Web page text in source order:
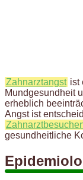
Zahnarztangst ist
Mundgesundheit
erheblich
Angst ist
gesundheitliche